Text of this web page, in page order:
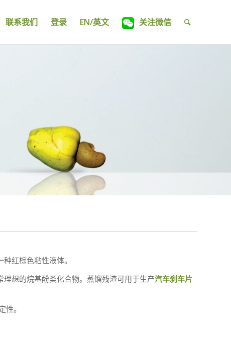
联系我们 登录 EN/英文 关注微信
红棕色粘性液体。
想的烷基酚类化合物。蒸馏残渣可用于生产汽车刹车片
。